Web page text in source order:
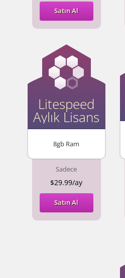
Satın Al
Litespeed
Aylık Lisans
8gb Ram
Sadece
$29.99/ay
Satın Al